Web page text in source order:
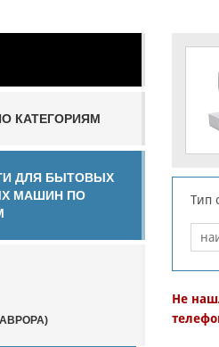
КАТЕГОРИЯМ
ДЛЯ БЫТОВЫХ
МАШИН ПО
Тип
Не